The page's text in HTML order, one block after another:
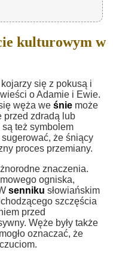
kulturowym w
się z pokusą i
o Adamie i Ewie.
węża we śnie może
przed zdradą lub
są też symbolem
że śniący
proces przemiany.
znaczenia.
ogniska,
senniku słowiańskim
szczęścia
przed
Węże były także
oznaczać, że